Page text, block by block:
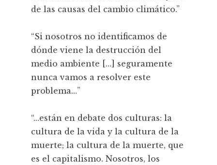
de las causas del cambio climático.”
“Si nosotros no identificamos de
dónde viene la destrucción del
medio ambiente […] seguramente
nunca vamos a resolver este
problema…”
“…están en debate dos culturas: la
cultura de la vida y la cultura de la
muerte; la cultura de la muerte, que
es el capitalismo. Nosotros, los